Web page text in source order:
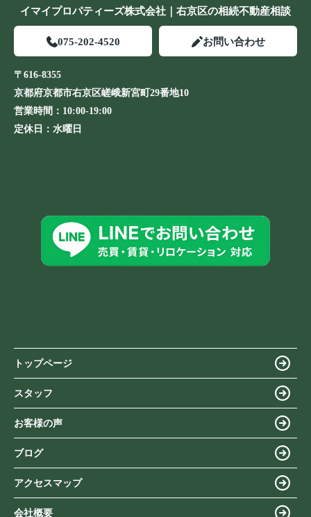
イマイプロパティーズ株式会社｜右京区の相続不動産相談
075-202-4520 お問い合わせ
〒616-8355
京都府京都市右京区嵯峨新宮町29番地10
営業時間： 10:00-19:00
定休日： 水曜日
トップページ
スタッフ
お客様の声
ブログ
アクセスマップ
会社概要